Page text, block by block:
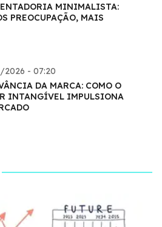
MINIMALISTA:
PREOCUPAÇÃO, MAIS
2026 - 07:20
DA MARCA: COMO O
INTANGÍVEL IMPULSIONA